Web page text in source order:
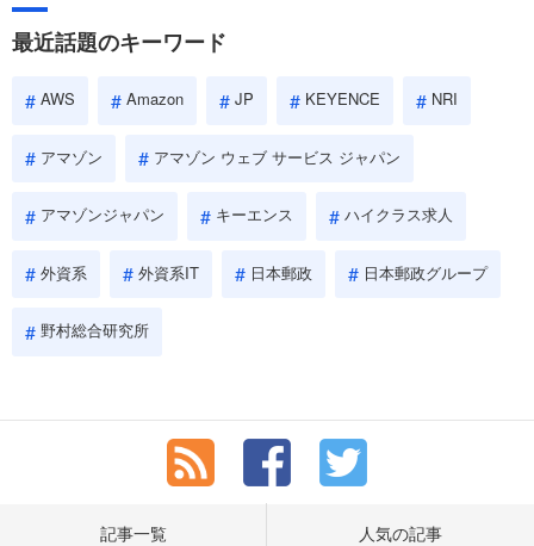
しょう。
最近話題のキーワード
AWS Amazon JP KEYENCE NRI
アマゾン アマゾン ウェブ サービス ジャパン
アマゾンジャパン キーエンス ハイクラス求人
外資系 外資系IT 日本郵政 日本郵政グループ
野村総合研究所
記事一覧 人気の記事